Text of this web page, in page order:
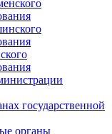
государственной
органы